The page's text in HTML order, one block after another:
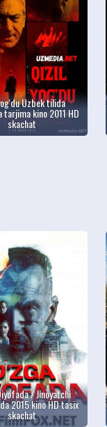
Uzbek tilida
tarjima kino 2011 HD
skachat
/ Jinoyatchi
2015 kino HD tasix
skachat